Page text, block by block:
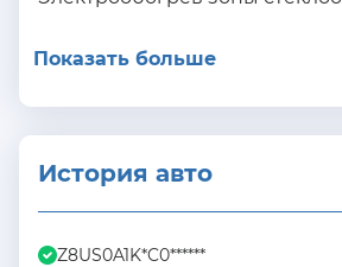
Показать больше
История авто
Z8US0A1K*C0******